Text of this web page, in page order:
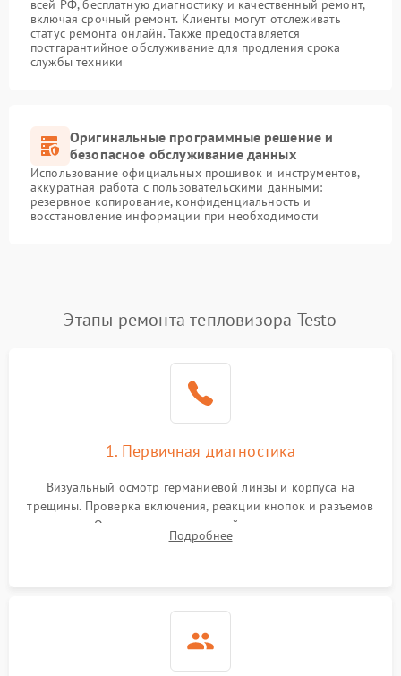
всей РФ, бесплатную диагностику и качественный ремонт,
включая срочный ремонт. Клиенты могут отслеживать
статус ремонта онлайн. Также предоставляется
постгарантийное обслуживание для продления срока
службы техники
Оригинальные программные решение и
безопасное обслуживание данных
Использование официальных прошивок и инструментов,
аккуратная работа с пользовательскими данными:
резервное копирование, конфиденциальность и
восстановление информации при необходимости
Этапы ремонта тепловизора Testo
1. Первичная диагностика
Визуальный осмотр германиевой линзы и корпуса на
трещины. Проверка включения, реакции кнопок и разъемов
зарядки. Оценка вывода тепловой сигнатуры на экран,
проверка базовых функций и считывание системных
Подробнее